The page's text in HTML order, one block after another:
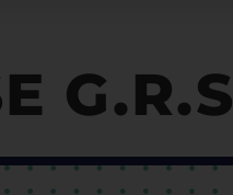
G.R.S